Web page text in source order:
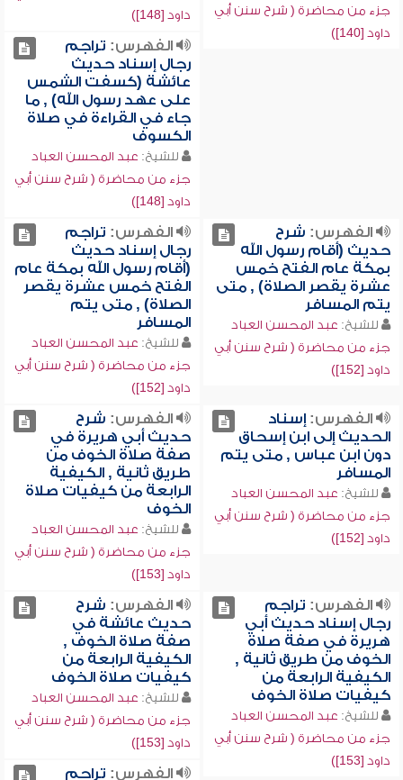
جزء من محاضرة ( شرح سنن أبي
داود [140])
داود [148])
الفهرس: تراجم
رجال إسناد حديث
عائشة (كسفت الشمس
على عهد رسول الله) , ما
جاء في القراءة في صلاة
الكسوف
للشيخ: عبد المحسن العباد
جزء من محاضرة ( شرح سنن أبي
داود [148])
الفهرس: شرح
حديث (أقام رسول الله
بمكة عام الفتح خمس
عشرة يقصر الصلاة) , متى
يتم المسافر
للشيخ: عبد المحسن العباد
جزء من محاضرة ( شرح سنن أبي
داود [152])
الفهرس: تراجم
رجال إسناد حديث
(أقام رسول الله بمكة عام
الفتح خمس عشرة يقصر
الصلاة) , متى يتم
المسافر
للشيخ: عبد المحسن العباد
جزء من محاضرة ( شرح سنن أبي
داود [152])
الفهرس:إسناد
الحديث إلى ابن إسحاق
دون ابن عباس , متى يتم
المسافر
للشيخ: عبد المحسن العباد
جزء من محاضرة ( شرح سنن أبي
داود [152])
الفهرس: شرح
حديث أبي هريرة في
صفة صلاة الخوف من
طريق ثانية , الكيفية
الرابعة من كيفيات صلاة
الخوف
للشيخ: عبد المحسن العباد
جزء من محاضرة ( شرح سنن أبي
داود [153])
الفهرس: تراجم
رجال إسناد حديث أبي
هريرة في صفة صلاة
الخوف من طريق ثانية ,
الكيفية الرابعة من
كيفيات صلاة الخوف
للشيخ: عبد المحسن العباد
جزء من محاضرة ( شرح سنن أبي
داود [153])
الفهرس: شرح
حديث عائشة في
صفة صلاة الخوف ,
الكيفية الرابعة من
كيفيات صلاة الخوف
للشيخ: عبد المحسن العباد
جزء من محاضرة ( شرح سنن أبي
داود [153])
الفهرس: تراجم